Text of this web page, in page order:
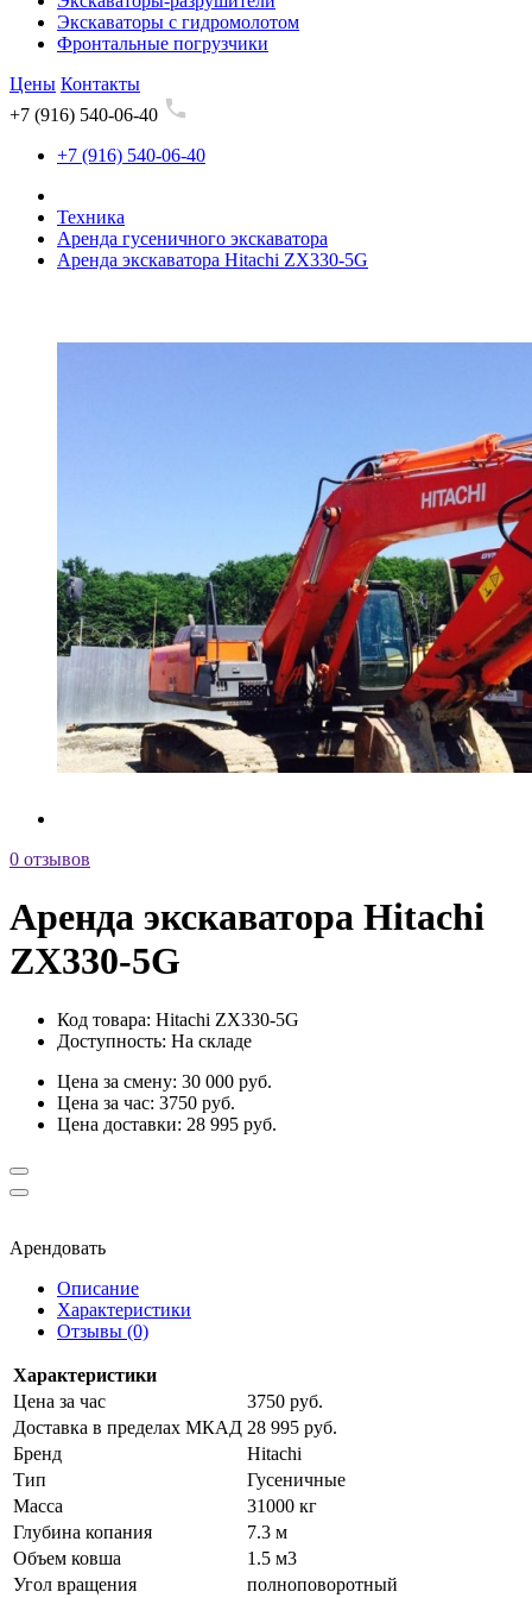
Экскаваторы с гидромолотом
Фронтальные погрузчики
Цены Контакты
+7 (916) 540-06-40
+7 (916) 540-06-40
Техника
Аренда гусеничного экскаватора
Аренда экскаватора Hitachi ZX330-5G
0 отзывов
Аренда экскаватора Hitachi
ZX330-5G
Код товара: Hitachi ZX330-5G
Доступность: На складе
Цена за смену: 30 000 руб.
Цена за час: 3750 руб.
Цена доставки: 28 995 руб.
Арендовать
Описание
Характеристики
Отзывы (0)
Характеристики
Цена за час
3750 руб.
Доставка в пределах МКАД 28 995 руб.
Бренд
Hitachi
Тип
Гусеничные
Масса
31000 кг
Глубина копания
7.3 м
Объем ковша
1.5 м3
Угол вращения
полноповоротный